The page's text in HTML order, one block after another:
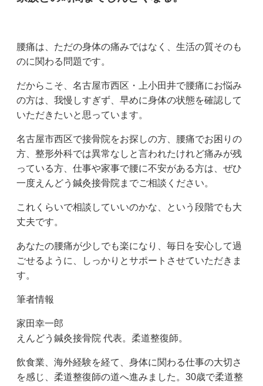
腰痛は、ただの身体の痛みではなく、生活の質そのも
のに関わる問題です。
だからこそ、名古屋市西区・上小田井で腰痛にお悩み
の方は、我慢しすぎず、早めに身体の状態を確認して
いただきたいと思っています。
名古屋市西区で接骨院をお探しの方、腰痛でお困りの
方、整形外科では異常なしと言われたけれど痛みが残
っている方、仕事や家事で腰に不安がある方は、ぜひ
一度えんどう鍼灸接骨院までご相談ください。
これくらいで相談していいのかな、という段階でも大
丈夫です。
あなたの腰痛が少しでも楽になり、毎日を安心して過
ごせるように、しっかりとサポートさせていただきま
す。
筆者情報
家田幸一郎
えんどう鍼灸接骨院 代表。柔道整復師。
飲食業、海外経験を経て、身体に関わる仕事の大切さ
を感じ、柔道整復師の道へ進みました。30歳で柔道整